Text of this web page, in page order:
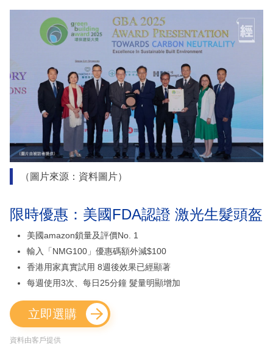
（圖片來源：資料圖片）
限時優惠：美國FDA認證 激光生髮頭盔
美國amazon鎖量及評價No. 1
輸入「NMG100」優惠碼額外減$100
香港用家真實試用 8週後效果已經顯著
每週使用3次、每日25分鐘 髮量明顯增加
立即選購
資料由客戶提供